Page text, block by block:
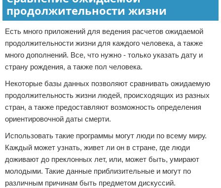
продолжительности жизни
Есть много приложений для ведения расчетов ожидаемой
продолжительности жизни для каждого человека, а также
много дополнений. Все, что нужно - только указать дату и
страну рождения, а также пол человека.
Некоторые базы данных позволяют сравнивать ожидаемую
продолжительность жизни людей, происходящих из разных
стран, а также предоставляют возможность определения
ориентировочной даты смерти.
Использовать такие программы могут люди по всему миру.
Каждый может узнать, живет ли он в стране, где люди
доживают до преклонных лет, или, может быть, умирают
молодыми. Такие данные приблизительные и могут по
различным причинам быть предметом дискуссий.